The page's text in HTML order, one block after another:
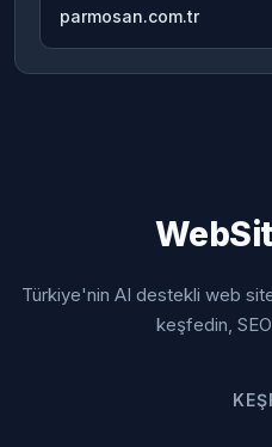
parmosan.com.tr
Türkiye'nin AI destekli web
keşfedin,